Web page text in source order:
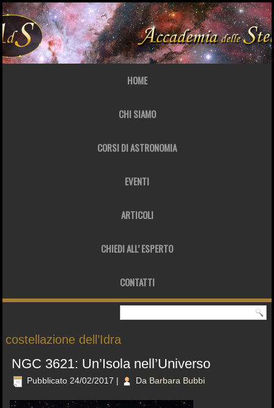
HOME
CHI SIAMO
CORSI DI ASTRONOMIA
EVENTI
ARTICOLI
CHIEDI ALL’ ESPERTO
CONTATTI
costellazione dell’Idra
NGC 3621: Un’Isola nell’Universo
Pubblicato 24/02/2017 | Da Barbara Bubbi